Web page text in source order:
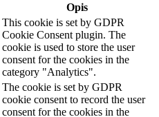
Opis
This cookie is set by GDPR
Cookie Consent plugin. The
cookie is used to store the user
consent for the cookies in the
category "Analytics".
The cookie is set by GDPR
cookie consent to record the user
consent for the cookies in the